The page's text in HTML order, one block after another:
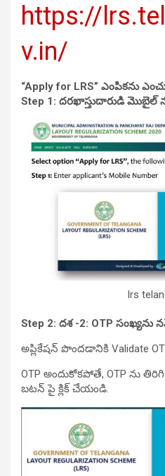
https://
v.in/
“Apply for LRS” ఎంపికను
Step 1: దరఖాస్తుదారుడి
lrs
Step 2: దశ -2: OTP
అప్లికేషన్ పొందడానికి Validate
OTP అందుకోకపోతే, OTP ను
బటన్ పై క్లిక్ చేయండి.